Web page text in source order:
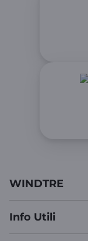
WINDTRE
Info Utili